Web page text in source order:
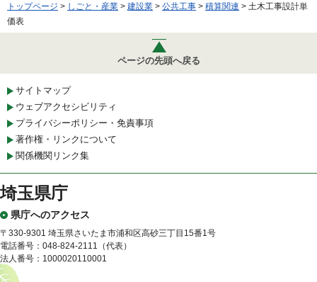
トップページ > しごと・産業 > 建設業 > 公共工事 > 積算関連 > 土木工事設計単
価表
ページの先頭へ戻る
サイトマップ
ウェブアクセシビリティ
プライバシーポリシー・免責事項
著作権・リンクについて
関係機関リンク集
埼玉県庁
県庁へのアクセス
〒330-9301 埼玉県さいたま市浦和区高砂三丁目15番1号
電話番号：048-824-2111（代表）
法人番号：1000020110001